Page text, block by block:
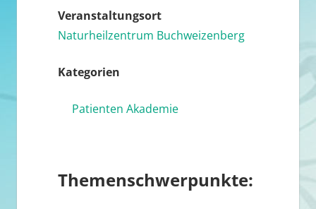
Veranstaltungsort
Naturheilzentrum Buchweizenberg
Kategorien
Patienten Akademie
Themenschwerpunkte: